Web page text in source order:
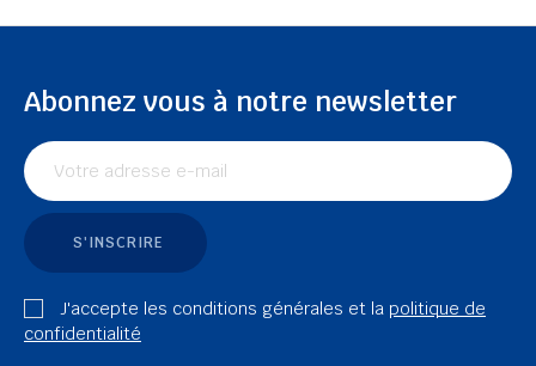
Abonnez vous à notre newsletter
S'INSCRIRE
J'accepte les conditions générales et la politique de
confidentialité